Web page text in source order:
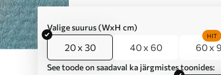
Valige suurus (WxH cm)
20 x 30 40 x 60 60 x
HIT
See toode on saadaval ka järgmistes toonides: